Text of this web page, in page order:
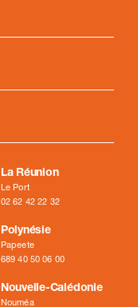
La Réunion
Le Port
02 62 42 22 32
Polynésie
Papeete
689 40 50 06 00
Nouvelle-Calédonie
Nouméa